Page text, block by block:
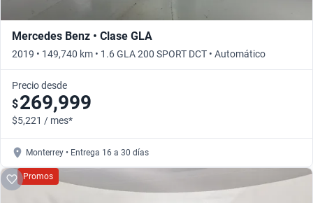
Mercedes Benz • Clase GLA
2019 • 149,740 km • 1.6 GLA 200 SPORT DCT • Automático
Precio desde
$269,999
$5,221 / mes*
Monterrey • Entrega 16 a 30 días
Promos